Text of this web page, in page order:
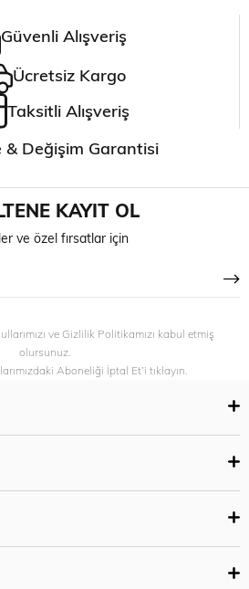
Güvenli Alışveriş
Ücretsiz Kargo
Taksitli Alışveriş
& Değişim Garantisi
KAYIT OL
ve özel fırsatlar için
ve Gizlilik Politikamızı kabul etmiş
olursunuz.
Aboneliği İptal Et’i tıklayın.